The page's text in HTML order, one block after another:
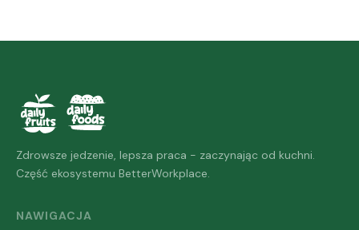
Zdrowsze jedzenie, lepsza praca - zaczynając od kuchni.
Część ekosystemu BetterWorkplace.
NAWIGACJA